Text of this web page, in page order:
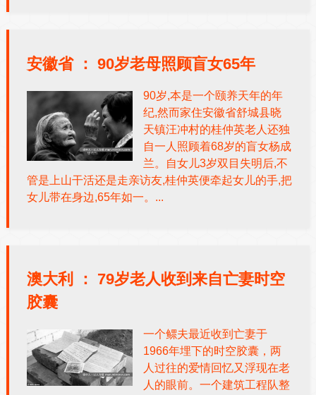
安徽省 ： 90岁老母照顾盲女65年
90岁,本是一个颐养天年的年
纪,然而家住安徽省舒城县晓
天镇汪冲村的桂仲英老人还独
自一人照顾着68岁的盲女杨成
兰。自女儿3岁双目失明后,不
管是上山干活还是走亲访友,桂仲英便牵起女儿的手,把
女儿带在身边,65年如一。...
澳大利 ： 79岁老人收到来自亡妻时空
胶囊
一个鳏夫最近收到亡妻于
1966年埋下的时空胶囊，两
人过往的爱情回忆又浮现在老
人的眼前。一个建筑工程队整